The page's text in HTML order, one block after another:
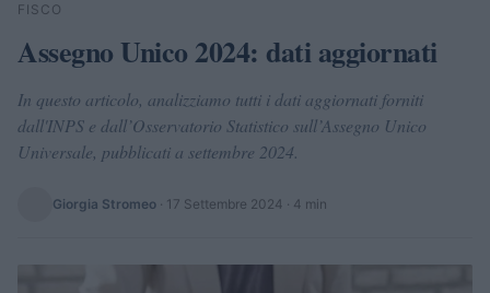
Cerca
FISCO
Assegno Unico 2024: dati aggiornati
In questo articolo, analizziamo tutti i dati aggiornati forniti
dall'INPS e dall’Osservatorio Statistico sull’Assegno Unico
Universale, pubblicati a settembre 2024.
Giorgia Stromeo · 17 Settembre 2024 · 4 min